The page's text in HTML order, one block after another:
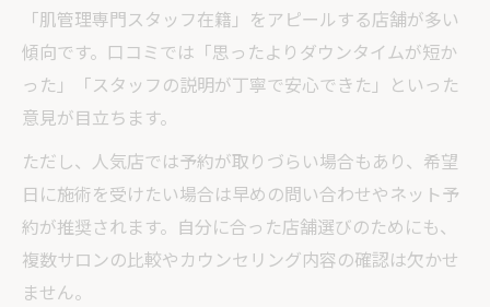
「肌管理専門スタッフ在籍」をアピールする店舗が多い
傾向です。口コミでは「思ったよりダウンタイムが短か
った」「スタッフの説明が丁寧で安心できた」といった
意見が目立ちます。
ただし、人気店では予約が取りづらい場合もあり、希望
日に施術を受けたい場合は早めの問い合わせやネット予
約が推奨されます。自分に合った店舗選びのためにも、
複数サロンの比較やカウンセリング内容の確認は欠かせ
ません。